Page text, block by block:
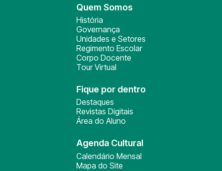
Quem Somos
História
Governança
Unidades e Setores
Regimento Escolar
Corpo Docente
Tour Virtual
Fique por dentro
Destaques
Revistas Digitais
Área do Aluno
Agenda Cultural
Calendário Mensal
Mapa do Site